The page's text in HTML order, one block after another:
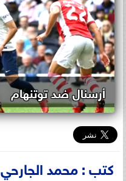
أرسنال ضد توتنهام
كتب : محمد الجارحي